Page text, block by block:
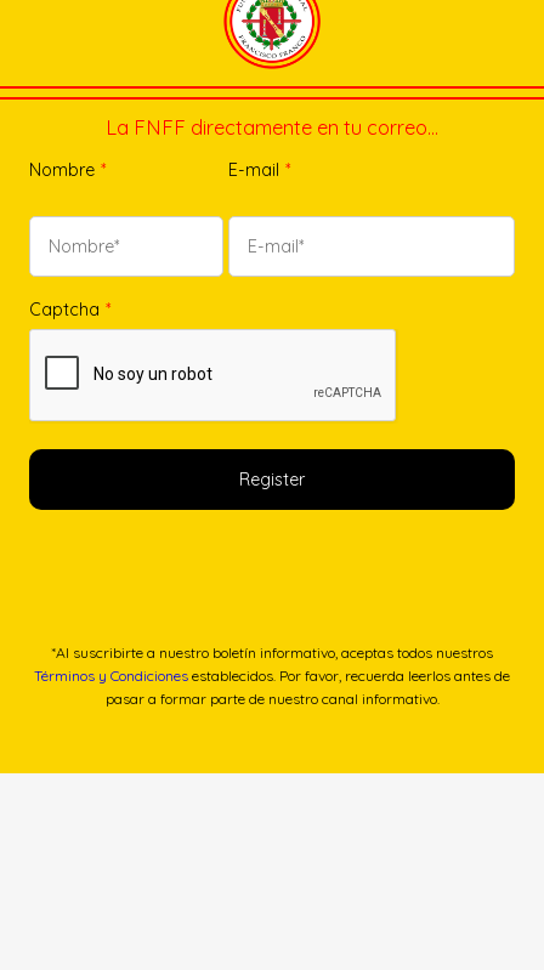
La FNFF directamente en tu correo…
Nombre * E-mail *
Captcha *
*Al suscribirte a nuestro boletín informativo, aceptas todos nuestros
Términos y Condiciones establecidos. Por favor, recuerda leerlos antes de
pasar a formar parte de nuestro canal informativo.